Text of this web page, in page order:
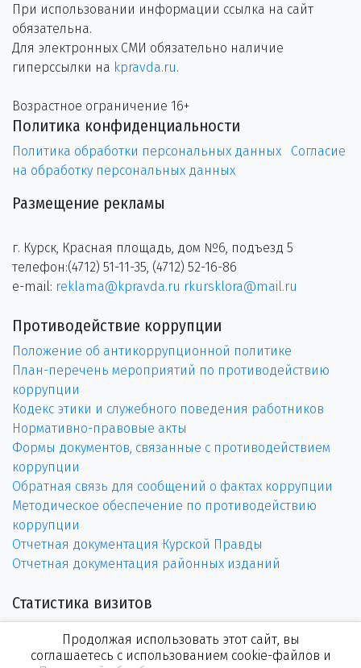
При использовании информации ссылка на сайт
обязательна.
Для электронных СМИ обязательно наличие
гиперссылки на kpravda.ru.
Возрастное ограничение 16+
Политика конфиденциальности
Политика обработки персональных данных
Согласие
на обработку персональных данных
Размещение рекламы
г. Курск, Красная площадь, дом №6, подъезд 5
телефон:(4712) 51-11-35, (4712) 52-16-86
e-mail: reklama@kpravda.ru rkursklora@mail.ru
Противодействие коррупции
Положение об антикоррупционной политике
План-перечень мероприятий по противодействию
коррупции
Кодекс этики и служебного поведения работников
Нормативно-правовые акты
Формы документов, связанные с противодействием
коррупции
Обратная связь для сообщений о фактах коррупции
Методическое обеспечение по противодействию
коррупции
Отчетная документация Курской Правды
Отчетная документация районных изданий
Статистика визитов
Продолжая использовать этот сайт, вы
соглашаетесь с использованием cookie-файлов и